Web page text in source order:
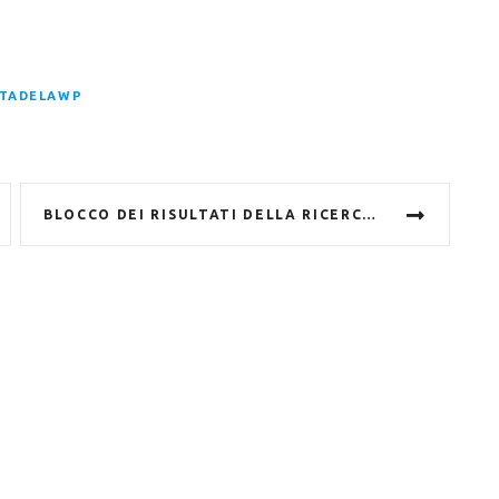
BLOCCO DEI RISULTATI DELLA RICERCA DEI POST